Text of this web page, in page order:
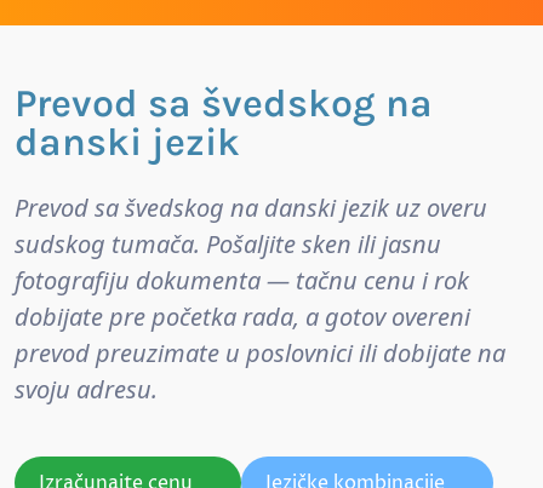
Prevod sa švedskog na
danski jezik
Prevod sa švedskog na danski jezik uz overu
sudskog tumača. Pošaljite sken ili jasnu
fotografiju dokumenta — tačnu cenu i rok
dobijate pre početka rada, a gotov overeni
prevod preuzimate u poslovnici ili dobijate na
svoju adresu.